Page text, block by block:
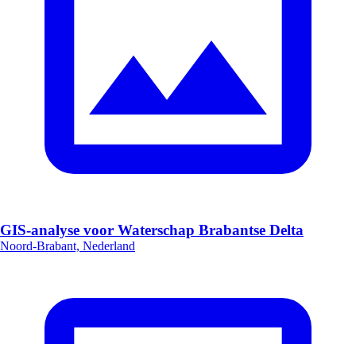
GIS-analyse voor Waterschap Brabantse Delta
Noord-Brabant, Nederland